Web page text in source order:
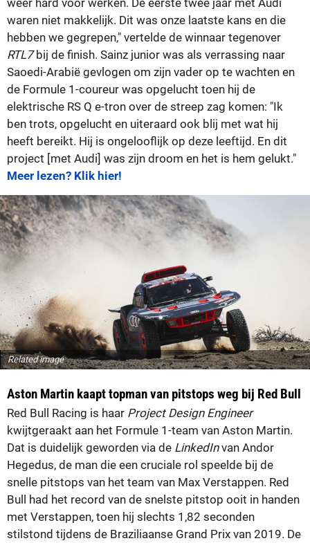
weer hard voor werken. De eerste twee jaar met Audi
waren niet makkelijk. Dit was onze laatste kans en die
hebben we gegrepen," vertelde de winnaar tegenover
RTL7bij de finish. Sainz junior was als verrassing naar
Saoedi-Arabië gevlogen om zijn vader op te wachten en
de Formule 1-coureur was opgelucht toen hij de
elektrische RS Q e-tron over de streep zag komen: "Ik
ben trots, opgelucht en uiteraard ook blij met wat hij
heeft bereikt. Hij is ongelooflijk op deze leeftijd. En dit
project [met Audi] was zijn droom en het is hem gelukt."
Meer lezen? Klik hier!
Related image
Aston Martin kaapt topman van pitstops weg bij Red Bull
Red Bull Racing is haar Project Design Engineer
kwijtgeraakt aan het Formule 1-team van Aston Martin.
Dat is duidelijk geworden via de LinkedInvan Andor
Hegedus, de man die een cruciale rol speelde bij de
snelle pitstops van het team van Max Verstappen. Red
Bull had het record van de snelste pitstop ooit in handen
met Verstappen, toen hij slechts 1,82 seconden
stilstond tijdens de Braziliaanse Grand Prix van 2019. De